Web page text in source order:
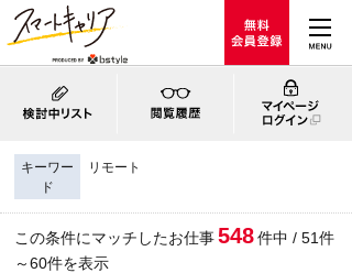
キーワー
ド
リモート
この条件にマッチしたお仕事548件中 / 51件
～60件を表示